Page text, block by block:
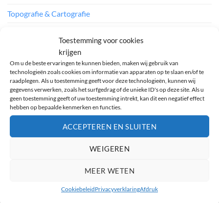
Toestemming voor cookies
krijgen
Om u de beste ervaringen te kunnen bieden, maken wij gebruik van
technologieën zoals cookies om informatie van apparaten op te slaan en/of te
raadplegen. Als u toestemming geeft voor deze technologieën, kunnen wij
gegevens verwerken, zoals het surfgedrag of de unieke ID's op deze site. Als u
geen toestemming geeft of uw toestemming intrekt, kan dit een negatief effect
hebben op bepaalde kenmerken en functies.
ACCEPTEREN EN SLUITEN
WEIGEREN
MEER WETEN
CookiebeleidPrivacyverklaringAfdruk
Topografie & Cartografie
OVER ONS
Drone Parts Center - Uw specialist in professionele drones
Drone Parts Center, gevestigd in Nijvel, is dé specialist in
professionele drones in België. Als officieel
Dronavia, Soarability, Wisson en EcoFlow, bieden wij